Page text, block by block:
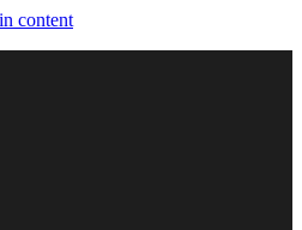
content